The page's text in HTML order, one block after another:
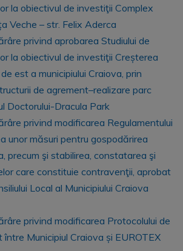
la obiectivul de investiţii Complex
Veche – str. Felix Aderca
privind aprobarea Studiului de
la obiectivul de investiţii Creșterea
est a municipiului Craiova, prin
de agrement–realizare parc
Doctorului-Dracula Park
privind modificarea Regulamentului
unor măsuri pentru gospodărirea
precum şi stabilirea, constatarea şi
care constituie contravenţii, aprobat
Local al Municipiului Craiova
privind modificarea Protocolului de
Municipiul Craiova și EUROTEX